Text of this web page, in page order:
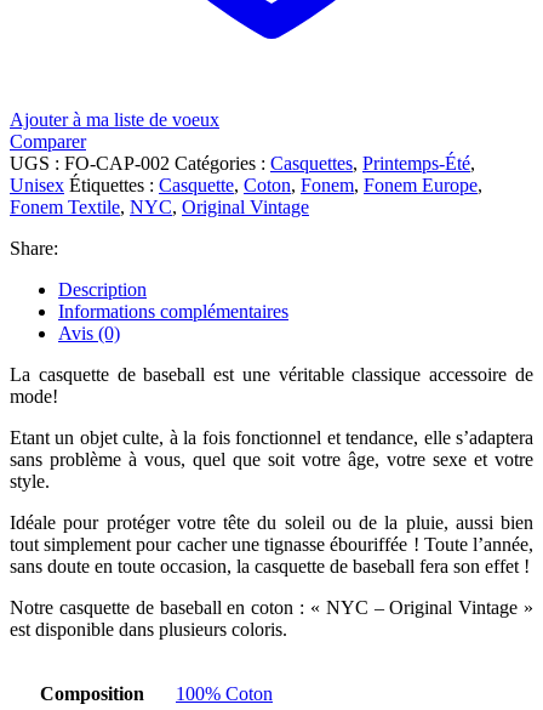
Ajouter à ma liste de voeux
Comparer
UGS : FO-CAP-002 Catégories : Casquettes, Printemps-Été,
Unisex Étiquettes : Casquette, Coton, Fonem, Fonem Europe,
Fonem Textile, NYC, Original Vintage
Share:
Description
Informations complémentaires
Avis (0)
La casquette de baseball est une véritable classique accessoire de
mode!
Etant un objet culte, à la fois fonctionnel et tendance, elle s’adaptera
sans problème à vous, quel que soit votre âge, votre sexe et votre
style.
Idéale pour protéger votre tête du soleil ou de la pluie, aussi bien
tout simplement pour cacher une tignasse ébouriffée ! Toute l’année,
sans doute en toute occasion, la casquette de baseball fera son effet !
Notre casquette de baseball en coton : « NYC – Original Vintage »
est disponible dans plusieurs coloris.
Composition 100% Coton